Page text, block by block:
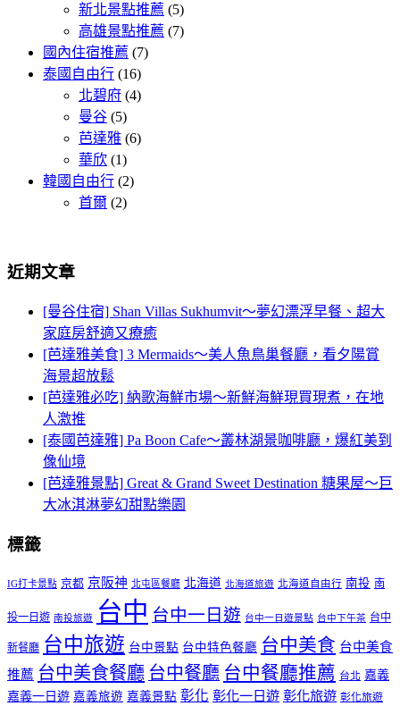
新北景點推薦 (5)
高雄景點推薦 (7)
國內住宿推薦 (7)
泰國自由行 (16)
北碧府 (4)
曼谷 (5)
芭達雅 (6)
華欣 (1)
韓國自由行 (2)
首爾 (2)
近期文章
[曼谷住宿] Shan Villas Sukhumvit～夢幻漂浮早餐、超大
家庭房舒適又療癒
[芭達雅美食] 3 Mermaids～美人魚鳥巢餐廳，看夕陽賞
海景超放鬆
[芭達雅必吃] 納歌海鮮市場～新鮮海鮮現買現煮，在地
人激推
[泰國芭達雅] Pa Boon Cafe～叢林湖景咖啡廳，爆紅美到
像仙境
[芭達雅景點] Great & Grand Sweet Destination 糖果屋～巨
大冰淇淋夢幻甜點樂園
標籤
IG打卡景點 京都 京阪神 北屯區餐廳 北海道 北海道旅遊 北海道自由行 南投 南
投一日遊 南投旅遊 台中 台中一日遊 台中一日遊景點 台中下午茶 台中
新餐廳 台中旅遊 台中景點 台中特色餐廳 台中美食 台中美食
推薦 台中美食餐廳 台中餐廳 台中餐廳推薦 台北 嘉義
嘉義一日遊 嘉義旅遊 嘉義景點 彰化 彰化一日遊 彰化旅遊 彰化旅遊